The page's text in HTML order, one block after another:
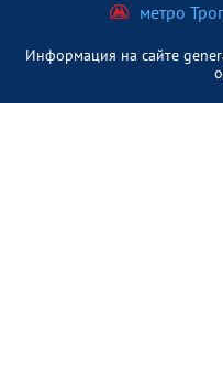
метро
Информация на сайте